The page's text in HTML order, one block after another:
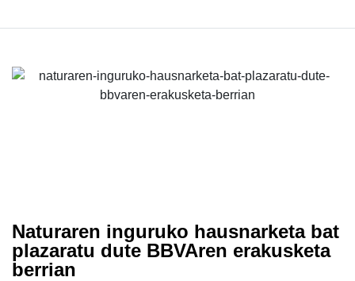
Naturaren inguruko hausnarketa bat
plazaratu dute BBVAren erakusketa
berrian